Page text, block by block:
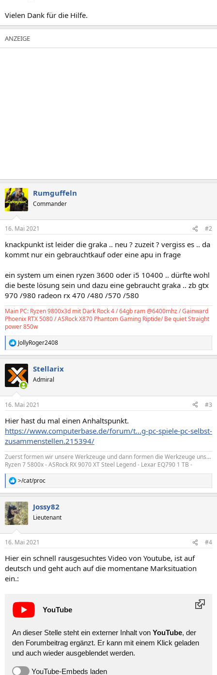
Vielen Dank für die Hilfe.
Rumguffeln
Commander
16. Mai 2021 #2
knackpunkt ist leider die graka .. neu ? zuzeit ? vergiss es .. da
kommt nur ein gebrauchtkauf oder eine apu in frage
ein system um einen ryzen 3600 oder i5 10400 .. dürfte wohl
die beste lösung sein und dazu eine gebraucht graka .. zb gtx
970 /980 radeon rx 470 /480 /570 /580
Main PC: Ryzen 9800x3d mit Dark Rock 4 / 64gb ram @6400mhz / Gainward
Phoenix RTX 5080 / ASRock X870 Phantom Gaming Riptide/ Be quiet Straight
power 850w
R
e
k
t
e
:
JollyRoger2408
Stellarix
Admiral
16. Mai 2021 #3
Hier hast du mal einen Anhaltspunkt.
https://www.computerbase.de/forum/t...g-pc-spiele-pc-selbst-
zusammenstellen.215394/
Zuerst formen wir unsere Werkzeuge und dann formen die Werkzeuge uns…
Ryzen 7 5800x - ASRock RX 9070 XT Steel Legend - Lexar EQ790 1 TB -
R
e
k
t
i
e
:
>/cat/proc
Jossy82
Lieutenant
16. Mai 2021 #4
Hier ein schnell rausgesuchtes Video von Youtube, ist auf
deutsch und geht auch auf die momentane Marksituation
ein.:
YouTube
An dieser Stelle steht ein externer Inhalt von YouTube, der
den Forumbeitrag ergänzt. Er kann mit einem Klick geladen
und auch wieder ausgeblendet werden.
YouTube-Embeds laden